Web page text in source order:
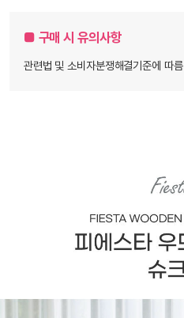
■ 구매 시 유의사항
관련법 및 소비자분쟁해결기준에 따름